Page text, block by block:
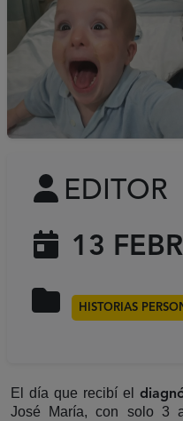
EDITOR
13
HISTORIAS
El día que recibí el
José María, con solo 3